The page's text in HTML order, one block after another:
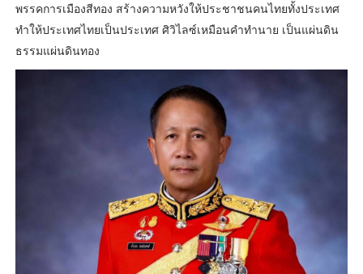
พรรคการเมืองสีทอง สร้างความหวังให้ประชาชนคนไทยทั้งประเทศ
ทำให้ประเทศไทยเป็นประเทศ ศิวิไลซ์เหมือนคำทำนาย เป็นแผ่นดิน
ธรรมแผ่นดินทอง